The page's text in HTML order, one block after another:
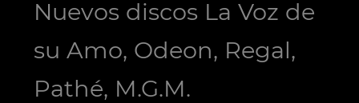
Nuevos discos La Voz de
su Amo, Odeon, Regal,
Pathé, M.G.M.